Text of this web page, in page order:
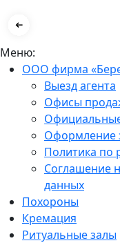
Меню:
ООО фирма
Выезд агента
Офисы
Оформление
Политика по
Соглашение
данных
Похороны
Кремация
Ритуальные залы